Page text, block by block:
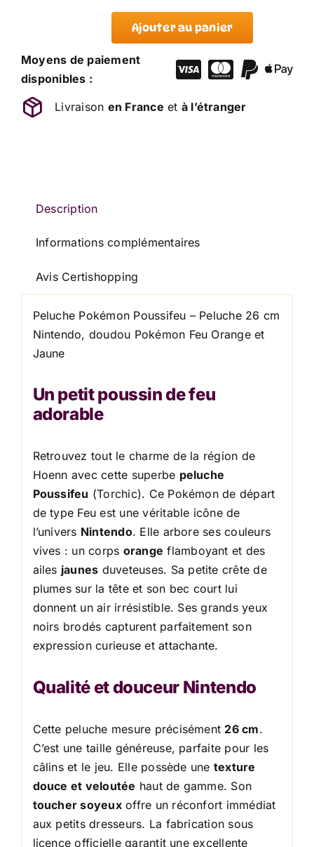
de
Peluche
Pokemon
Ajouter au panier
Moyens de paiement
disponibles :
Livraison en France et à l’étranger
Description
Informations complémentaires
Avis Certishopping
Peluche Pokémon Poussifeu – Peluche 26 cm
Nintendo, doudou Pokémon Feu Orange et
Jaune
Un petit poussin de feu
adorable
Retrouvez tout le charme de la région de
Hoenn avec cette superbe peluche
Poussifeu (Torchic). Ce Pokémon de départ
de type Feu est une véritable icône de
l’univers Nintendo. Elle arbore ses couleurs
vives : un corps orange flamboyant et des
ailes jaunes duveteuses. Sa petite crête de
plumes sur la tête et son bec court lui
donnent un air irrésistible. Ses grands yeux
noirs brodés capturent parfaitement son
expression curieuse et attachante.
Qualité et douceur Nintendo
Cette peluche mesure précisément 26 cm.
C’est une taille généreuse, parfaite pour les
câlins et le jeu. Elle possède une texture
douce et veloutée haut de gamme. Son
toucher soyeuxoffre un réconfort immédiat
aux petits dresseurs. La fabrication sous
licence officielle garantit une excellente